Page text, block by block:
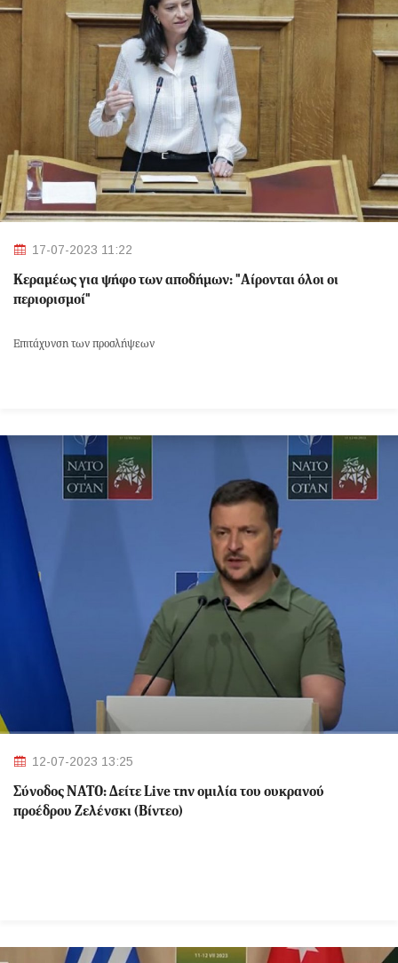
17-07-2023 11:22
Κεραμέως για ψήφο των αποδήμων: "Αίρονται όλοι οι
περιορισμοί"
Επιτάχυνση των προσλήψεων
12-07-2023 13:25
Σύνοδος ΝΑΤΟ: Δείτε Live την ομιλία του ουκρανού
προέδρου Ζελένσκι (Βίντεο)